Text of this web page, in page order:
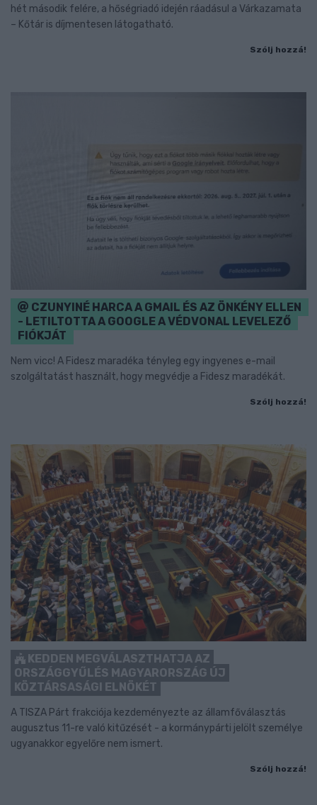
hét második felére, a hőségriadó idején ráadásul a Várkazamata
– Kőtár is díjmentesen látogatható.
Szólj hozzá!
CZUNYINÉ HARCA A GMAIL ÉS AZ ÖNKÉNY ELLEN
- LETILTOTTA A GOOGLE A VÉDVONAL LEVELEZŐ
FIÓKJÁT
Nem vicc! A Fidesz maradéka tényleg egy ingyenes e-mail
szolgáltatást használt, hogy megvédje a Fidesz maradékát.
Szólj hozzá!
KEDDEN MEGVÁLASZTHATJA AZ
ORSZÁGGYŰLÉS MAGYARORSZÁG ÚJ
KÖZTÁRSASÁGI ELNÖKÉT
A TISZA Párt frakciója kezdeményezte az államfőválasztás
augusztus 11-re való kitűzését - a kormánypárti jelölt személye
ugyanakkor egyelőre nem ismert.
Szólj hozzá!